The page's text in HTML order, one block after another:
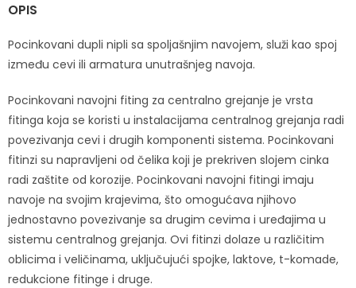
OPIS
Pocinkovani dupli nipli sa spoljašnjim navojem, služi kao spoj
između cevi ili armatura unutrašnjeg navoja.
Pocinkovani navojni fiting za centralno grejanje je vrsta
fitinga koja se koristi u instalacijama centralnog grejanja radi
povezivanja cevi i drugih komponenti sistema. Pocinkovani
fitinzi su napravljeni od čelika koji je prekriven slojem cinka
radi zaštite od korozije. Pocinkovani navojni fitingi imaju
navoje na svojim krajevima, što omogućava njihovo
jednostavno povezivanje sa drugim cevima i uređajima u
sistemu centralnog grejanja. Ovi fitinzi dolaze u različitim
oblicima i veličinama, uključujući spojke, laktove, t-komade,
redukcione fitinge i druge.